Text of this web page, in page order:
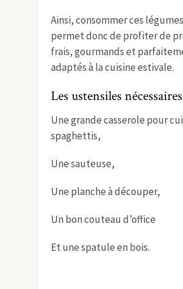
Ainsi, consommer ces
permet donc de profiter de
frais, gourmands et
adaptés à la cuisine estivale.
Les ustensiles
Une grande casserole pour
spaghettis,
Une sauteuse,
Une planche à découper,
Un bon couteau d’office
Et une spatule en bois.